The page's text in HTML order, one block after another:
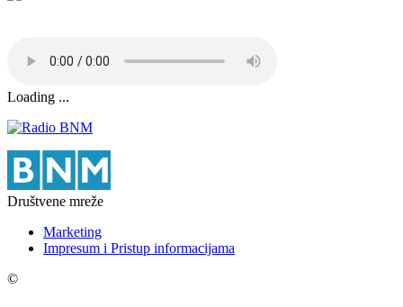
Loading ...
Društvene mreže
Marketing
Impresum i Pristup informacijama
©